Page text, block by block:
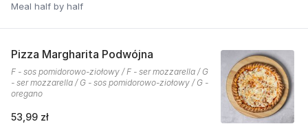
Meal half by half
Pizza Margharita Podwójna
F - sos pomidorowo-ziołowy / F - ser mozzarella / G
- ser mozzarella / G - sos pomidorowo-ziołowy / G -
oregano
53,99 zł